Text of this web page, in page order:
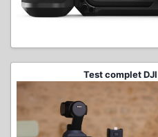
Test complet